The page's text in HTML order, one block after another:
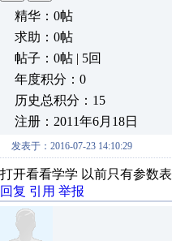
精华：0帖
求助：0帖
帖子：0帖 | 5回
年度积分：0
历史总积分：15
注册：2011年6月18日
发表于：2016-07-23 14:10:29
打开看看学学 以前只有参数表
回复 引用 举报